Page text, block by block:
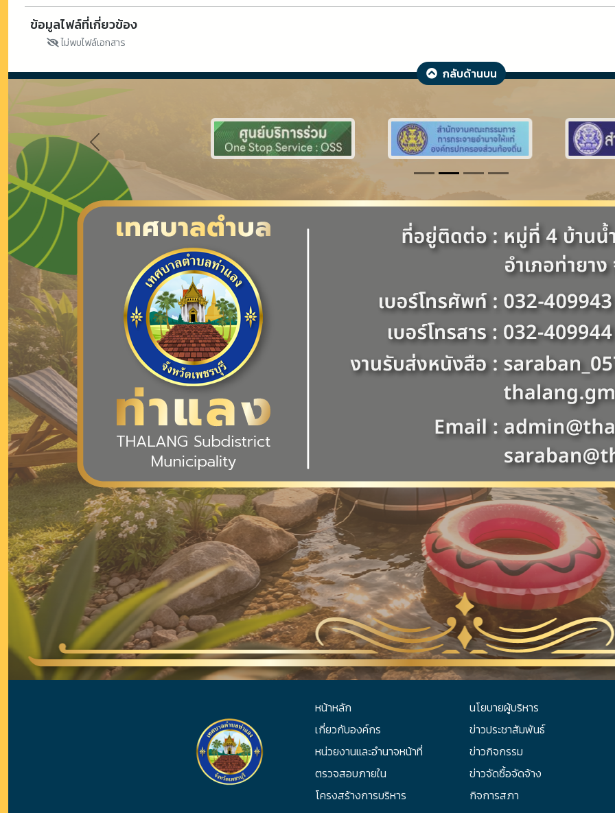
ข้อมูลไฟล์ที่เกี่ยวข้อง
ไม่พบไฟล์เอกสาร
กลับด้านบน
Previous
หน้าหลัก
เกี่ยวกับองค์กร
หน่วยงานและอำนาจหน้าที่
ตรวจสอบภายใน
โครงสร้างการบริหาร
นโยบายผู้บริหาร
ข่าวประชาสัมพันธ์
ข่าวกิจกรรม
ข่าวจัดซื้อจัดจ้าง
กิจการสภา